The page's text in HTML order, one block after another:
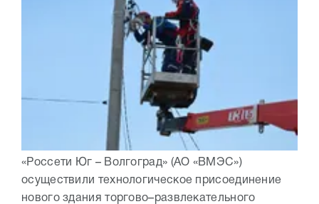
«Россети Юг – Волгоград» (АО «ВМЭС»)
осуществили технологическое присоединение
нового здания торгово–развлекательного